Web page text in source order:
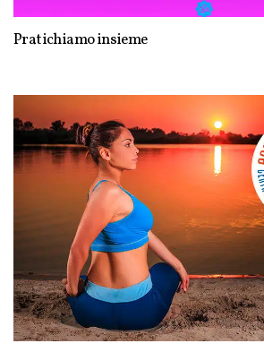
Pratichiamo insieme